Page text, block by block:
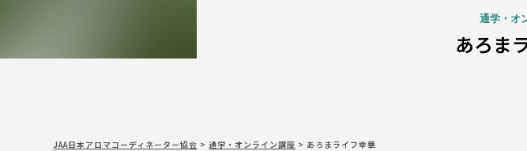
通学・オ
あろま
JAA日本アロマコーディネーター協会 >通学・オンライン講座 > あろまライフ幸華